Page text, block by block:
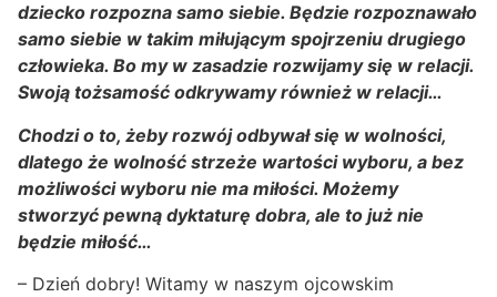
dziecko rozpozna samo siebie. Będzie rozpoznawało
samo siebie w takim miłującym spojrzeniu drugiego
człowieka. Bo my w zasadzie rozwijamy się w relacji.
Swoją tożsamość odkrywamy również w relacji…
Chodzi o to, żeby rozwój odbywał się w wolności,
dlatego że wolność strzeże wartości wyboru, a bez
możliwości wyboru nie ma miłości. Możemy
stworzyć pewną dyktaturę dobra, ale to już nie
będzie miłość…
– Dzień dobry! Witamy w naszym ojcowskim